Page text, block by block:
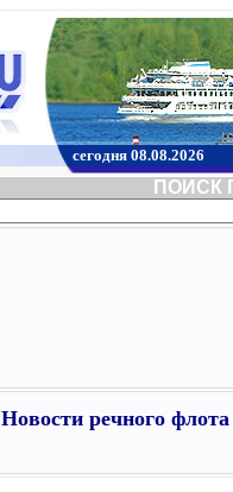
сегодня 08.08.2026
ПОИСК
Новости речного